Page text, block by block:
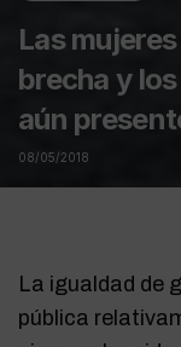
Las
brecha y
aún
08/05/2018
La igualdad de
pública